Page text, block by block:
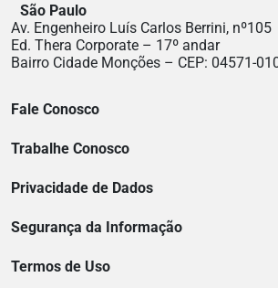
São Paulo
Av. Engenheiro Luís Carlos Berrini, nº105
Ed. Thera Corporate – 17º andar
Bairro Cidade Monções – CEP: 04571-
Fale Conosco
Trabalhe Conosco
Privacidade de Dados
Segurança da Informação
Termos de Uso